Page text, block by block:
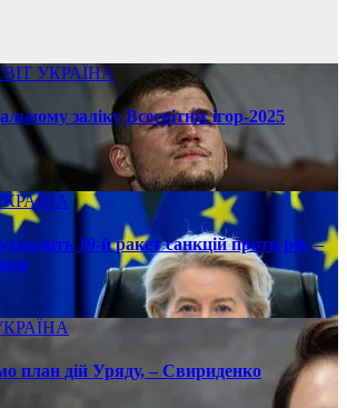
УКРАЇНА
заліку Всесвітніх ігор-2025
19-й ракет санкцій проти рф, –
план дій Уряду, – Свириденко